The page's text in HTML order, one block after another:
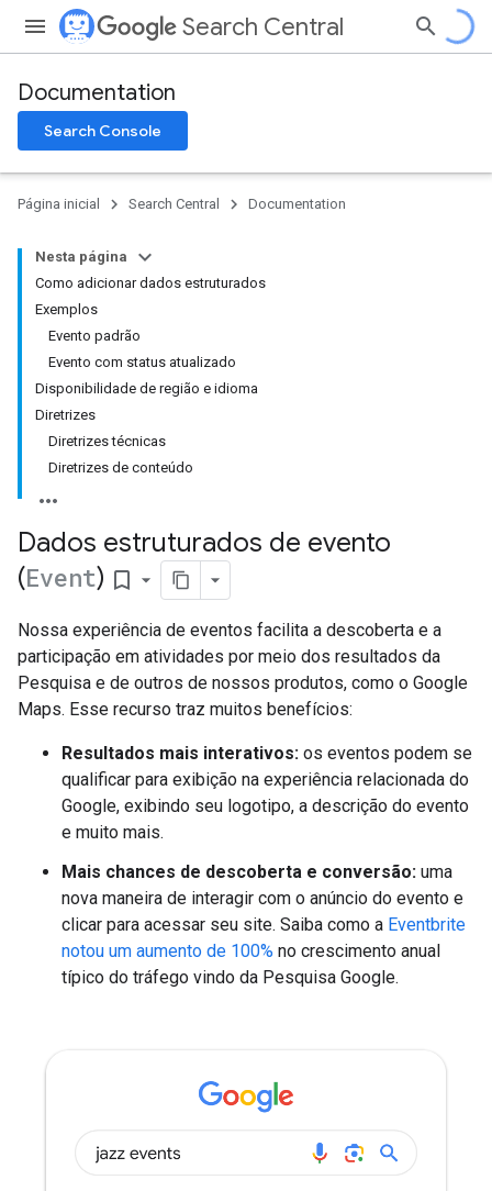
Search Central
Documentation
Search Console
Página inicial Search Central Documentation
Nesta página
Como adicionar dados estruturados
Exemplos
Evento padrão
Evento com status atualizado
Disponibilidade de região e idioma
Diretrizes
Diretrizes técnicas
Diretrizes de conteúdo
Dados estruturados de evento
(Event) bookmark_border
Nossa experiência de eventos facilita a descoberta e a
participação em atividades por meio dos resultados da
Pesquisa e de outros de nossos produtos, como o Google
Maps. Esse recurso traz muitos benefícios:
Resultados mais interativos: os eventos podem se
qualificar para exibição na experiência relacionada do
Google, exibindo seu logotipo, a descrição do evento
e muito mais.
Mais chances de descoberta e conversão: uma
nova maneira de interagir com o anúncio do evento e
clicar para acessar seu site. Saiba como a Eventbrite
notou um aumento de 100% no crescimento anual
típico do tráfego vindo da Pesquisa Google.